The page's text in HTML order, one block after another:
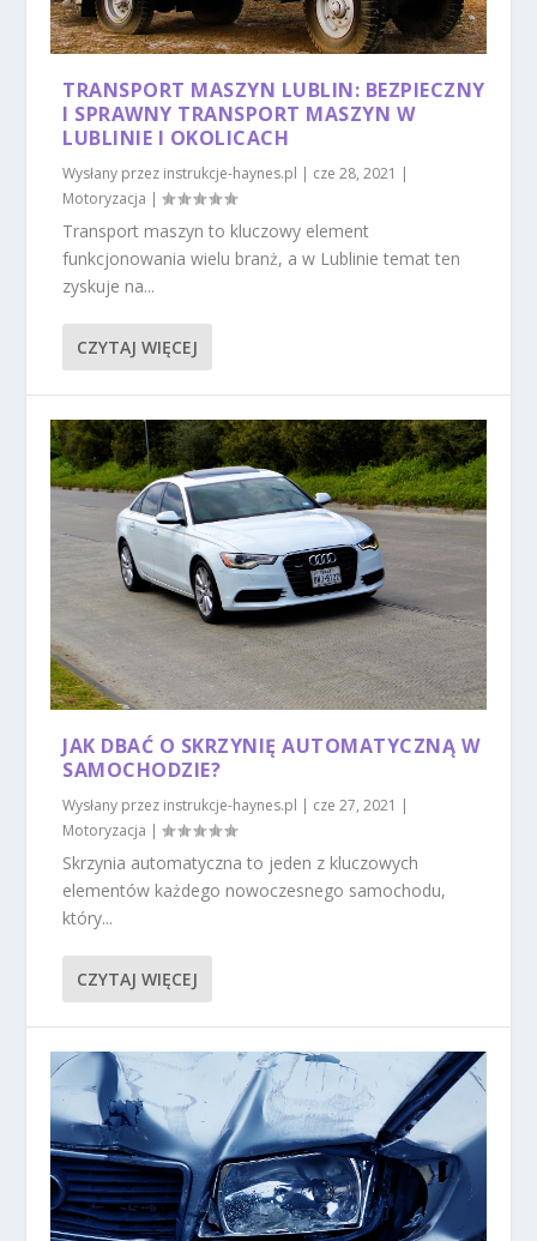
TRANSPORT MASZYN LUBLIN: BEZPIECZNY
I SPRAWNY TRANSPORT MASZYN W
LUBLINIE I OKOLICACH
Wysłany przez instrukcje-haynes.pl | cze 28, 2021 |
Motoryzacja |
Transport maszyn to kluczowy element
funkcjonowania wielu branż, a w Lublinie temat ten
zyskuje na...
CZYTAJ WIĘCEJ
JAK DBAĆ O SKRZYNIĘ AUTOMATYCZNĄ W
SAMOCHODZIE?
Wysłany przez instrukcje-haynes.pl | cze 27, 2021 |
Motoryzacja |
Skrzynia automatyczna to jeden z kluczowych
elementów każdego nowoczesnego samochodu,
który...
CZYTAJ WIĘCEJ